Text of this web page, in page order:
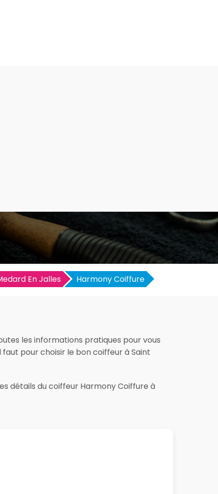
En Jalles Harmony Coiffure
les informations pratiques pour vous
faut pour choisir le bon coiffeur à Saint
détails du coiffeur Harmony Coiffure à